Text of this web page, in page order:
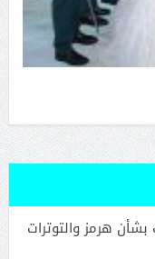
هرمز والتوترات